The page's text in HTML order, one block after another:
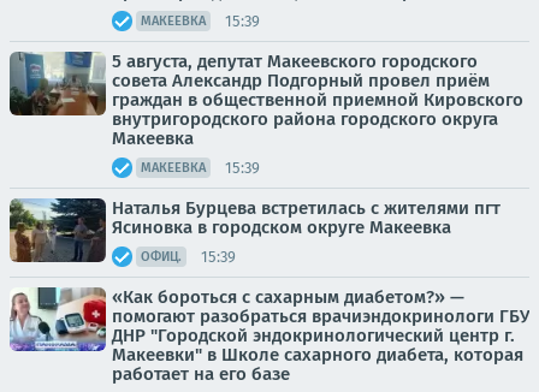
МАКЕЕВКА 15:39
5 августа, депутат Макеевского городского
совета Александр Подгорный провел приём
граждан в общественной приемной Кировского
внутригородского района городского округа
Макеевка
МАКЕЕВКА 15:39
Наталья Бурцева встретилась с жителями пгт
Ясиновка в городском округе Макеевка
ОФИЦ. 15:39
«Как бороться с сахарным диабетом?» —
помогают разобраться врачиэндокринологи ГБУ
ДНР "Городской эндокринологический центр г.
Макеевки" в Школе сахарного диабета, которая
работает на его базе